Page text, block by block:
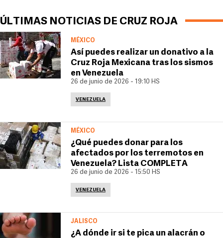
ÚLTIMAS NOTICIAS DE CRUZ ROJA
MÉXICO
Así puedes realizar un donativo a la
Cruz Roja Mexicana tras los sismos
en Venezuela
26 de junio de 2026 - 19:10 HS
VENEZUELA
MÉXICO
¿Qué puedes donar para los
afectados por los terremotos en
Venezuela? Lista COMPLETA
26 de junio de 2026 - 15:50 HS
VENEZUELA
JALISCO
¿A dónde ir si te pica un alacrán o